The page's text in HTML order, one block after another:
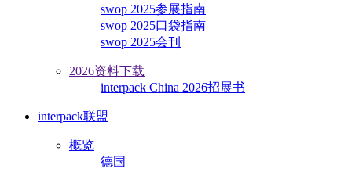
swop 2025参展指南
swop 2025口袋指南
swop 2025会刊
2026资料下载
interpack China 2026招展书
interpack联盟
概览
德国